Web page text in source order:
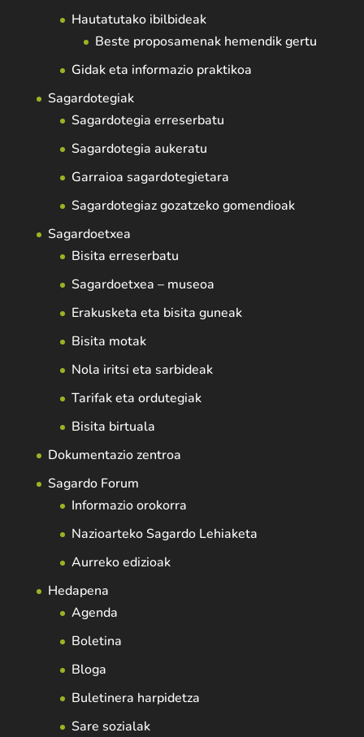
Hautatutako ibilbideak
Beste proposamenak hemendik gertu
Gidak eta informazio praktikoa
Sagardotegiak
Sagardotegia erreserbatu
Sagardotegia aukeratu
Garraioa sagardotegietara
Sagardotegiaz gozatzeko gomendioak
Sagardoetxea
Bisita erreserbatu
Sagardoetxea – museoa
Erakusketa eta bisita guneak
Bisita motak
Nola iritsi eta sarbideak
Tarifak eta ordutegiak
Bisita birtuala
Dokumentazio zentroa
Sagardo Forum
Informazio orokorra
Nazioarteko Sagardo Lehiaketa
Aurreko edizioak
Hedapena
Agenda
Boletina
Bloga
Buletinera harpidetza
Sare sozialak